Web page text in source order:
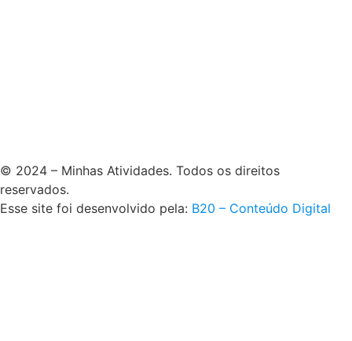
© 2024 – Minhas Atividades. Todos os direitos
reservados.
Esse site foi desenvolvido pela: B20 – Conteúdo Digital